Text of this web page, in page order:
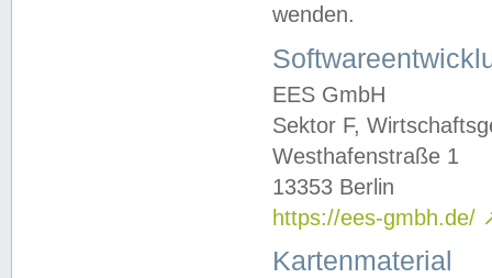
wenden.
EES GmbH
Sektor F,
Westhafenstraße 1
13353 Berlin
https://ees-gmbh.de/
Kartenmaterial